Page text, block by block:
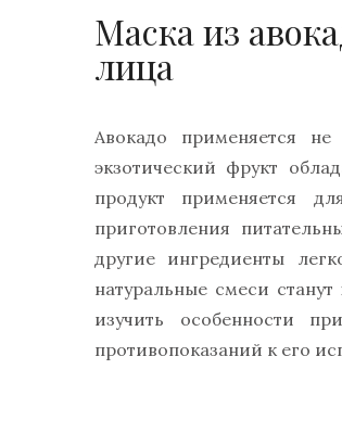
Маска из
лица
Авокадо применяется
экзотический фрукт
продукт применяется
приготовления
другие ингредиенты
натуральные смеси
изучить особенности
противопоказаний к его